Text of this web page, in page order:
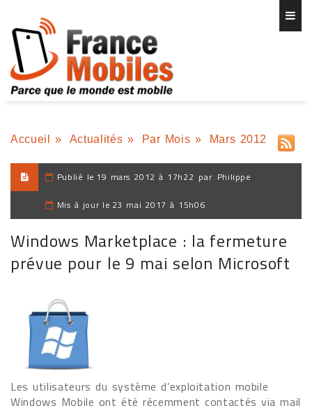
Accueil » Actualités » Par Mois » Mars 2012
Publié le 19 mars 2012 à 17h22 par Philippe
Mis à jour le 23 mai 2017 à 15h06
Windows Marketplace : la fermeture
prévue pour le 9 mai selon Microsoft
Les utilisateurs du système d’exploitation mobile
Windows Mobile ont été récemment contactés via mail